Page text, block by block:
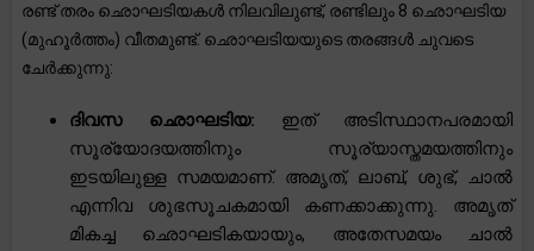
രണ്ട് തരം ഛൊഘടിയകൾ നിലവിലുണ്ട്, രണ്ടിലും 8 ഛൊഘടിയ
(മുഹൂർത്തം) വീതമുണ്ട്. ഛൊഘടിയയുടെ തരങ്ങൾ ചുവടെ
ചേർക്കുന്നു:
ദിവസ ഛൊഘടിയ: ഇത് അടിസ്ഥാനപരമായി
സൂര്യോദയത്തിനും സൂര്യാസ്തമയത്തിനും
ഇടയിലുള്ള സമയമാണ്. അമൃത്, ലാബ്, ശുഭ്, ചാൽ
എന്നിവ ശുഭസൂചകമായി കണക്കാക്കുന്നു. അമൃത്
മികച്ച ഛൊഘടികയായും, അതേസമയം ചാൽ